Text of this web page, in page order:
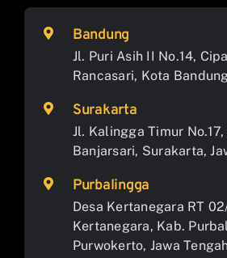
Bandung
Jl. Puri Asih II No.14,
Rancasari, Kota
Surakarta
Jl. Kalingga Timur
Banjarsari, Surakarta,
Purbalingga
Desa Kertanegara RT
Kertanegara, Kab.
Purwokerto, Jawa